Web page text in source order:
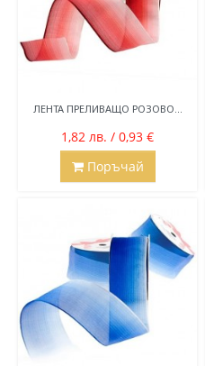
ЛЕНТА ПРЕЛИВАЩО РОЗОВО...
1,82 лв. / 0,93 €
Поръчай